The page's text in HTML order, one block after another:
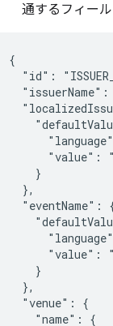
通するフィー
{
"id":
"issuerName":
"value":
    }
  },
"eventName":
"value":
    }
  },
  "venue": {
    "name": {